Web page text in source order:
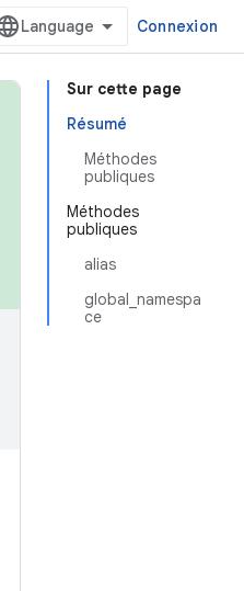
Connexion
Sur cette page
Résumé
Méthodes
publiques
Méthodes
publiques
alias
global_namespa
ce